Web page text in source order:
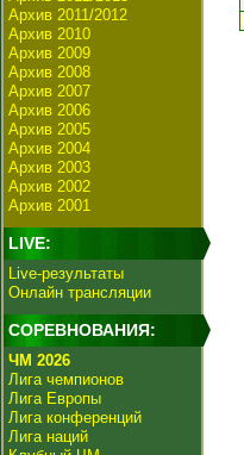
Архив 2011/2012
Архив 2010
Архив 2009
Архив 2008
Архив 2007
Архив 2006
Архив 2005
Архив 2004
Архив 2003
Архив 2002
Архив 2001
LIVE:
Live-результаты
Онлайн трансляции
СОРЕВНОВАНИЯ:
ЧМ 2026
Лига чемпионов
Лига Европы
Лига конференций
Лига наций